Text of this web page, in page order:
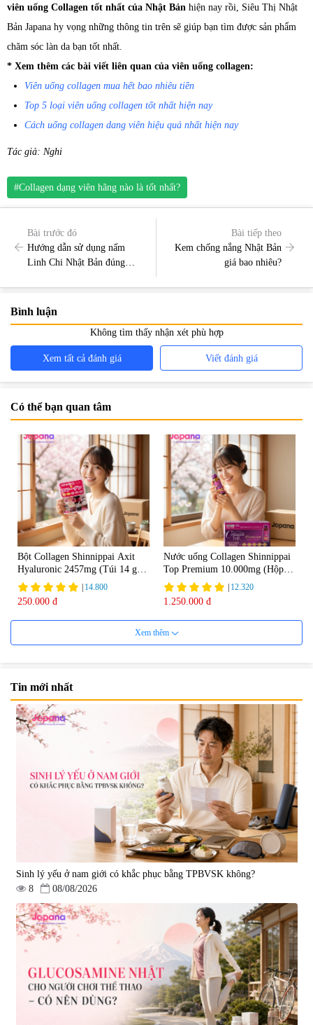
viên uống Collagen tốt nhất của Nhật Bản hiện nay rồi, Siêu Thị Nhật
Bản Japana hy vọng những thông tin trên sẽ giúp bạn tìm được sản phẩm
chăm sóc làn da bạn tốt nhất.
* Xem thêm các bài viết liên quan của viên uống collagen:
Viên uống collagen mua hết bao nhiêu tiền
Top 5 loại viên uống collagen tốt nhất hiện nay
Cách uống collagen dang viên hiệu quả nhất hiện nay
Tác giả: Nghi
#Collagen dạng viên hãng nào là tốt nhất?
Bài trước đó
Hướng dẫn sử dụng nấm
Linh Chi Nhật Bản đúng
Bài tiếp theo
Kem chống nắng Nhật Bản
giá bao nhiêu?
Bình luận
Không tìm thấy nhận xét phù hợp
Xem tất cả đánh giá Viết đánh giá
Có thể bạn quan tâm
Bột Collagen Shinnippai Axit
Hyaluronic 2457mg (Túi 14 gói
x 3g) - Date 04/2027
14.800
250.000 đ
Nước uống Collagen Shinnippai
Top Premium 10.000mg (Hộp
10 chai x 50ml)
12.320
1.250.000 đ
Nước uống đẹp da Collagen
50ml)
789.120
1.200.000 đ
Nước uống Collagen Kaza Rose
Lady 5000mg (Hộp 10 chai x
50ml)
|67.440
950.000 đ
Nước uống Collagen Shinnippai
Top 5.000mg (Hộp 10 chai x
693.000 đ
Xem thêm
Tin mới nhất
Sinh lý yếu ở nam giới có khắc phục bằng TPBVSK không?
8
08/08/2026